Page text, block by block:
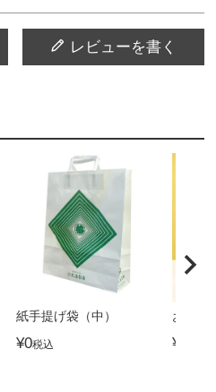
レビューを書く
紙手提げ袋（中）
¥0税込
おつま
¥